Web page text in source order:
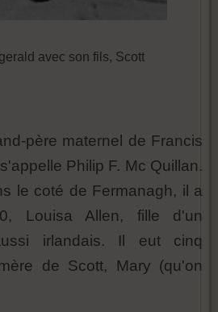
avec son fils, Scott
père maternel de Francis
Philip F. Mc Quillan.
le coté de Fermanagh, il a
Louisa Allen, fille d'un
irlandais. Il eut cinq
de Scott, Mary (qu'on